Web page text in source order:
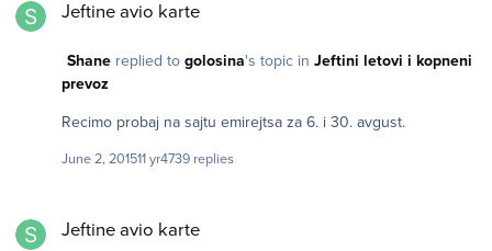
Jeftine avio karte
Shanereplied to golosina's topic in Jeftini letovi i kopneni
prevoz
Recimo probaj na sajtu emirejtsa za 6. i 30. avgust.
June 2, 201511 yr4739 replies
Jeftine avio karte